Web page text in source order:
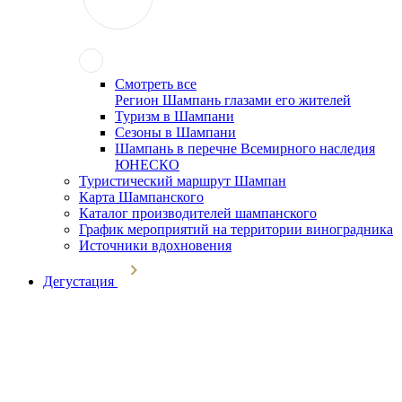
Смотреть все
Регион Шампань глазами его жителей
Туризм в Шампани
Сезоны в Шампани
Шампань в перечне Всемирного наследия
ЮНЕСКО
Туристический маршрут Шампан
Карта Шампанского
Каталог производителей шампанского
График мероприятий на территории виноградника
Источники вдохновения
Дегустация